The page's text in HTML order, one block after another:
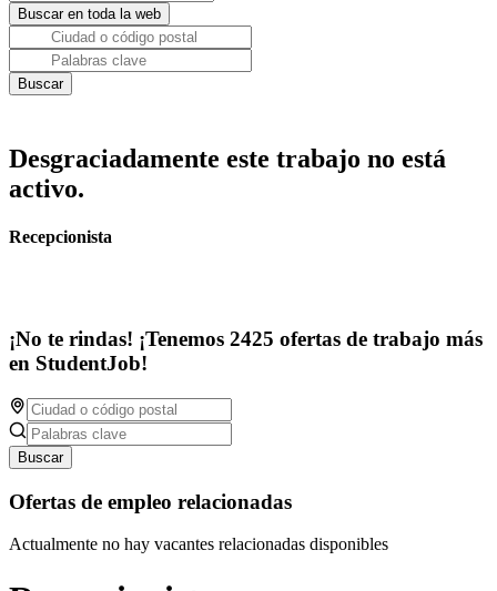
Desgraciadamente este trabajo no está
activo.
Recepcionista
¡No te rindas! ¡Tenemos 2425 ofertas de trabajo más
en StudentJob!
Buscar
Ofertas de empleo relacionadas
Actualmente no hay vacantes relacionadas disponibles